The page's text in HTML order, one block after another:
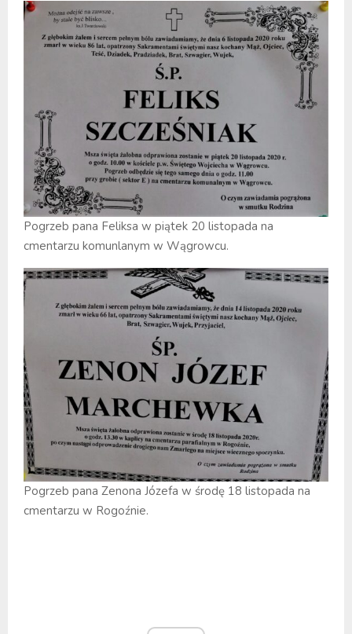
Pogrzeb pana Feliksa w piątek 20 listopada na
cmentarzu komunlanym w Wągrowcu.
Pogrzeb pana Zenona Józefa w środę 18 listopada na
cmentarzu w Rogoźnie.